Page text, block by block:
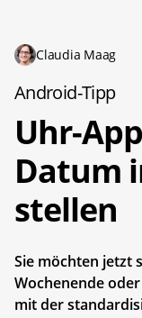
Claudia Maag
Android-Tipp
Uhr-
Datum
stellen
Sie möchten jetzt
Wochenende
mit der